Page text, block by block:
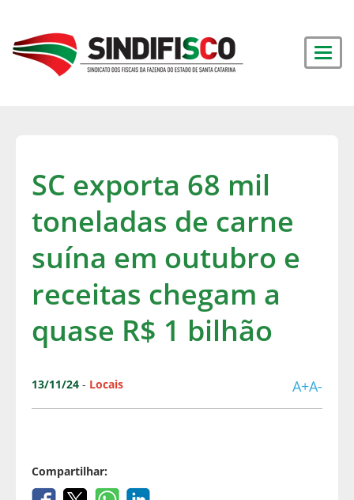
SC exporta 68 mil
toneladas de carne
suína em outubro e
receitas chegam a
quase R$ 1 bilhão
13/11/24 - Locais A+A-
Compartilhar: